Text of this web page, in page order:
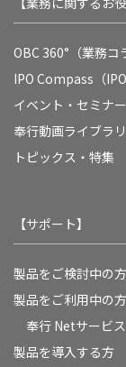
OBC 360°（業務コ
IPO Compass（IPO
イベント・セミナー
奉行動画ライブラリ
トピックス・特集
【サポート】
製品をご検討中の方
製品をご利用中の方
奉行 Netサービス
製品を導入する方